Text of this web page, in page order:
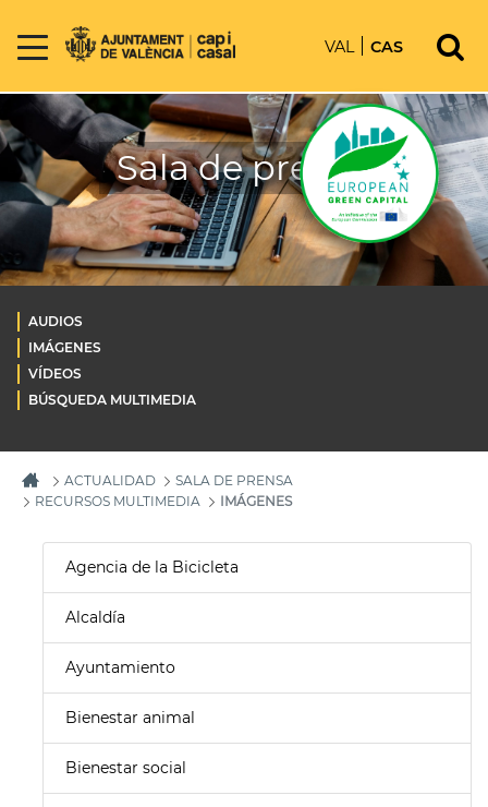
VAL CAS
Sala de prensa
AUDIOS
IMÁGENES
VÍDEOS
BÚSQUEDA MULTIMEDIA
ACTUALIDAD
SALA DE PRENSA
RECURSOS MULTIMEDIA
IMÁGENES
Agencia de la Bicicleta
Alcaldía
Ayuntamiento
Bienestar animal
Bienestar social